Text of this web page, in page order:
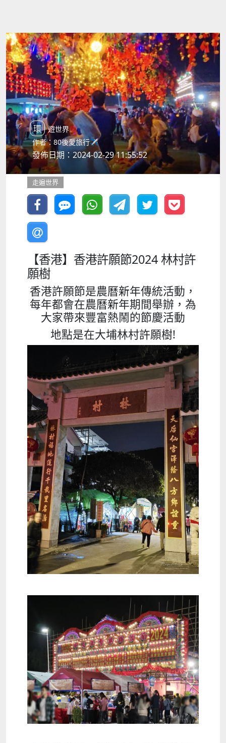
環遊世界
作者：80後愛旅行✈️
發佈日期：2024-02-29 11:55:52
走遍世界
【香港】香港許願節2024 林村許
願樹
香港許願節是農曆新年傳統活動，
每年都會在農曆新年期間舉辦，為
大家帶來豐富熱鬧的節慶活動
地點是在大埔林村許願樹!